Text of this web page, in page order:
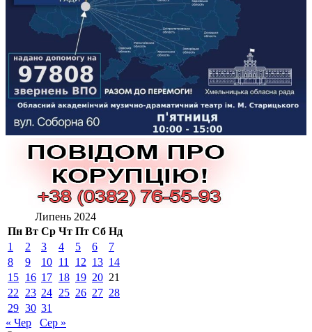
Липень 2024
Пн Вт Ср Чт Пт Сб Нд
1
2 3 4 5 6
7
8
9 10 11 12 13 14
15 16 17 18 19 20 21
22
23 24 25 26 27 28
29 30 31
« Чер
Сер »